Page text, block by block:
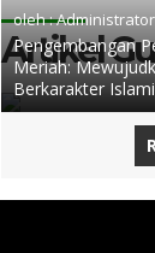
Artikel
oleh : Administrator
Pengembangan
Meriah:
Berkarakter Islami